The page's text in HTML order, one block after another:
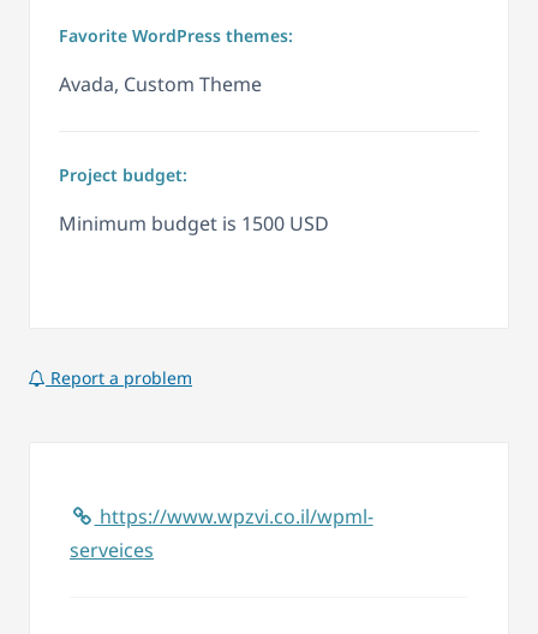
Favorite WordPress themes:
Avada, Custom Theme
Project budget:
Minimum budget is 1500 USD
Report a problem
https://www.wpzvi.co.il/wpml-
serveices